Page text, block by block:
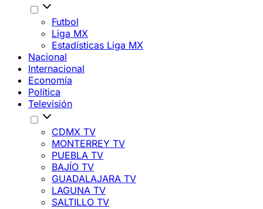
Futbol
Liga MX
Estadísticas Liga MX
Nacional
Internacional
Economía
Política
Televisión
CDMX TV
MONTERREY TV
PUEBLA TV
BAJÍO TV
GUADALAJARA TV
LAGUNA TV
SALTILLO TV